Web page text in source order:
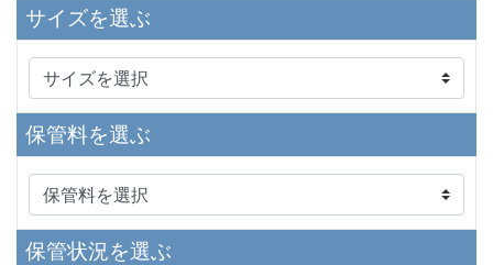
サイズを選ぶ
保管料を選ぶ
保管状況を選ぶ